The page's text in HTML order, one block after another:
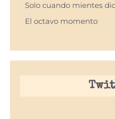
Solo cuando mientes
El octavo momento